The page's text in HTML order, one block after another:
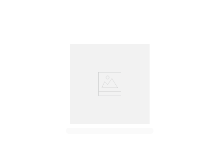
nutricionais e saborosas sejam preservadas. O